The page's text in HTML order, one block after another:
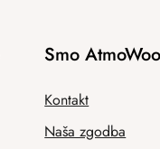
Smo
Kontakt
Naša zgodba